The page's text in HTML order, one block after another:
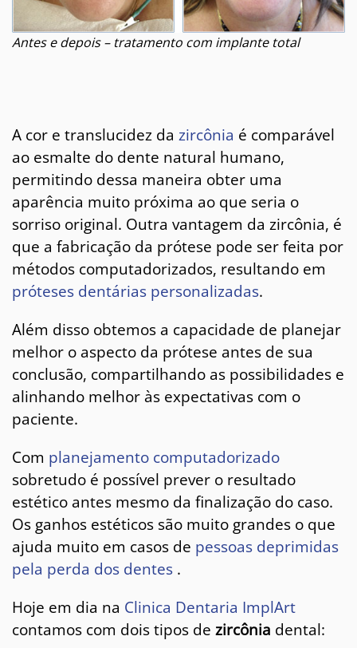
Antes e depois – tratamento com implante total
A cor e translucidez da zircônia é comparável
ao esmalte do dente natural humano,
permitindo dessa maneira obter uma
aparência muito próxima ao que seria o
sorriso original. Outra vantagem da zircônia, é
que a fabricação da prótese pode ser feita por
métodos computadorizados, resultando em
próteses dentárias personalizadas.
Além disso obtemos a capacidade de planejar
melhor o aspecto da prótese antes de sua
conclusão, compartilhando as possibilidades e
alinhando melhor às expectativas com o
paciente.
Com planejamento computadorizado
sobretudo é possível prever o resultado
estético antes mesmo da finalização do caso.
Os ganhos estéticos são muito grandes o que
ajuda muito em casos de pessoas deprimidas
pela perda dos dentes .
Hoje em dia na Clinica Dentaria ImplArt
contamos com dois tipos de zircônia dental: